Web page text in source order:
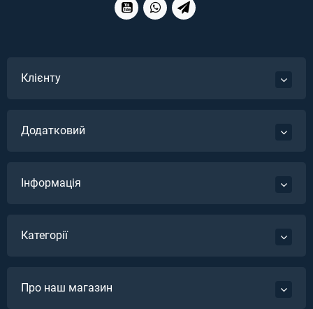
Клієнту
Додатковий
Інформація
Категорії
Про наш магазин